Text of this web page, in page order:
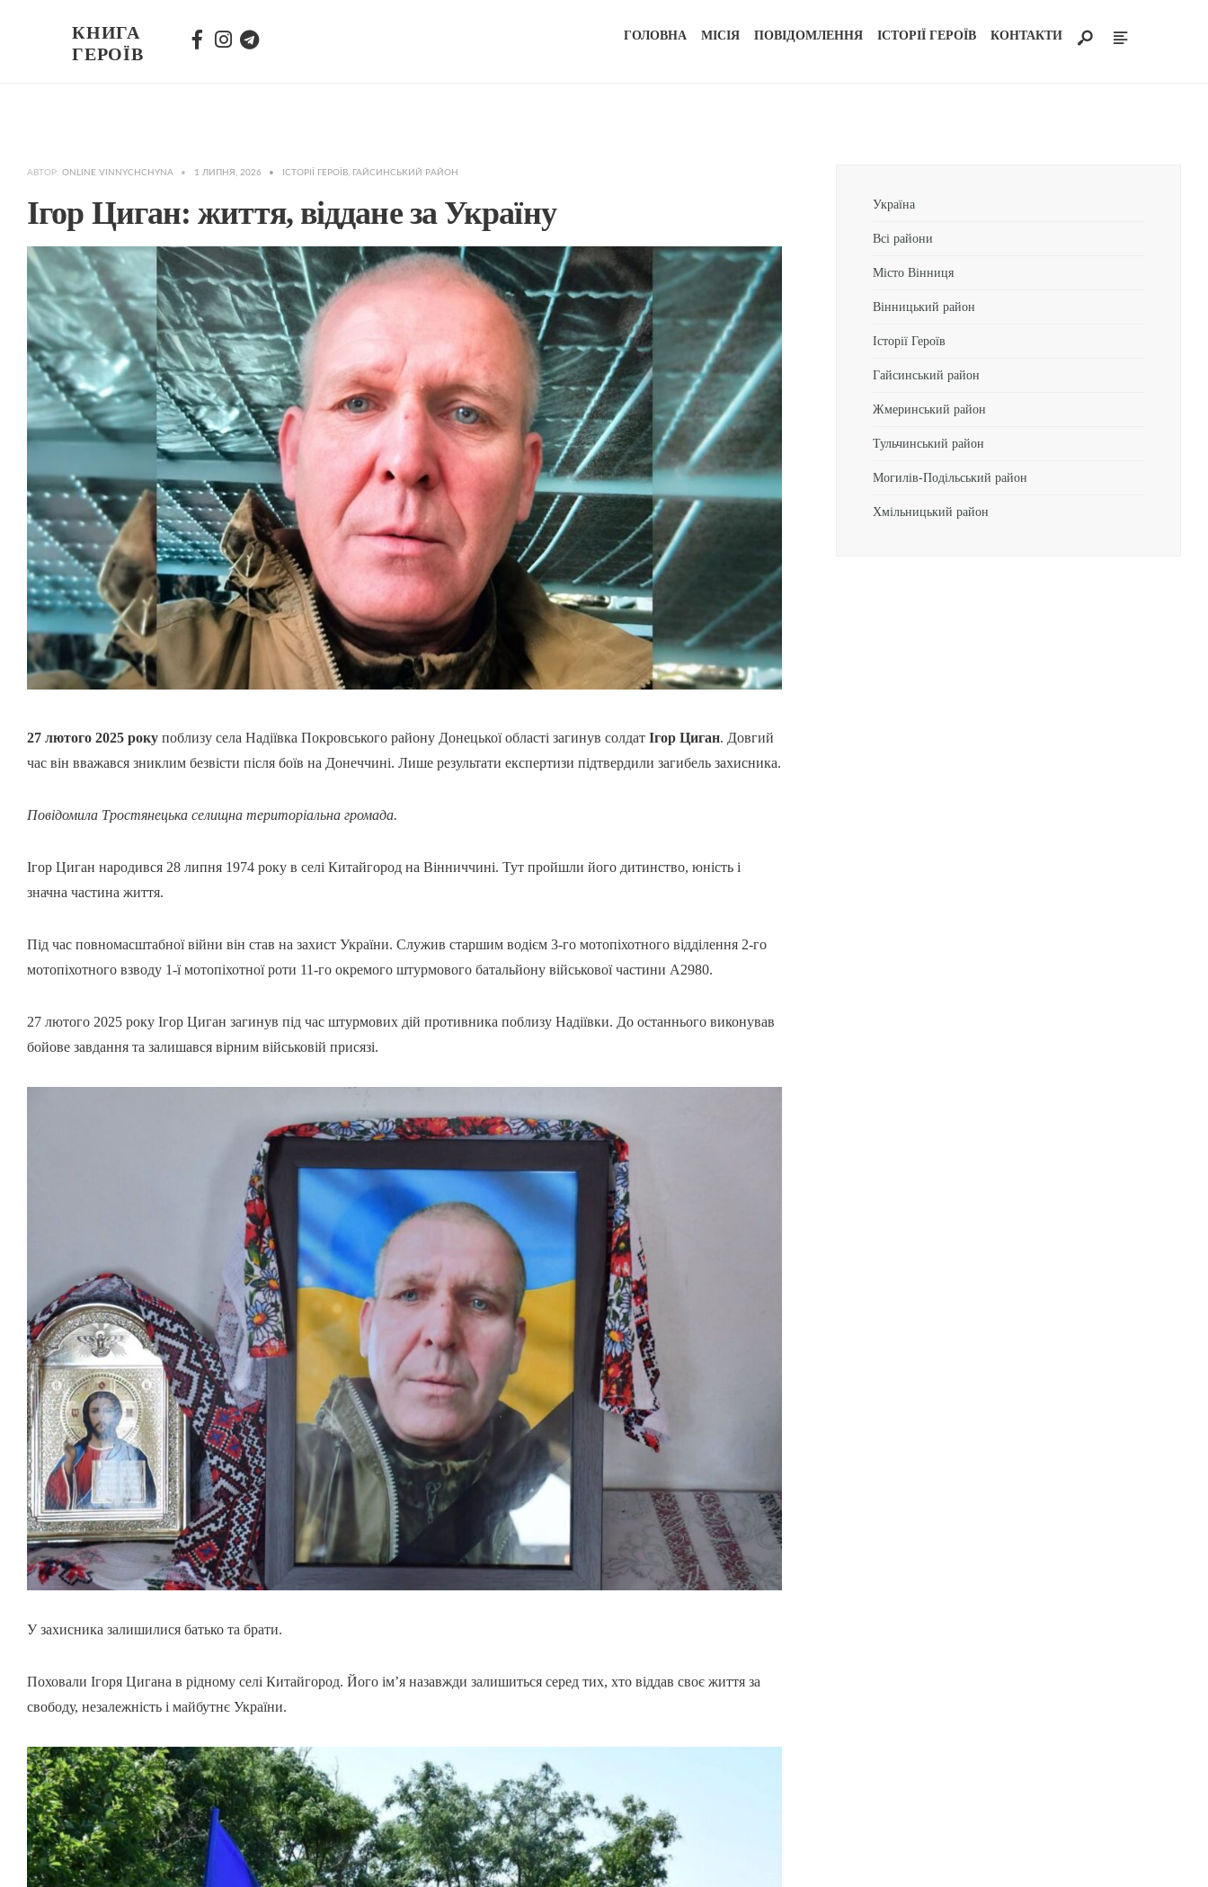
КНИГА
ГЕРОЇВ
ГОЛОВНА МІСІЯ ПОВІДОМЛЕННЯ ІСТОРІЇ ГЕРОЇВ КОНТАКТИ
АВТОР: ONLINE VINNYCHCHYNA • 1 ЛИПНЯ, 2026 • ІСТОРІЇ ГЕРОЇВ, ГАЙСИНСЬКИЙ РАЙОН
Ігор Циган: життя, віддане за Україну
27 лютого 2025 року поблизу села Надіївка Покровського району Донецької області загинув солдат Ігор Циган. Довгий
час він вважався зниклим безвісти після боїв на Донеччині. Лише результати експертизи підтвердили загибель захисника.
Повідомила Тростянецька селищна територіальна громада.
Ігор Циган народився 28 липня 1974 року в селі Китайгород на Вінниччині. Тут пройшли його дитинство, юність і
значна частина життя.
Під час повномасштабної війни він став на захист України. Служив старшим водієм 3-го мотопіхотного відділення 2-го
мотопіхотного взводу 1-ї мотопіхотної роти 11-го окремого штурмового батальйону військової частини А2980.
27 лютого 2025 року Ігор Циган загинув під час штурмових дій противника поблизу Надіївки. До останнього виконував
бойове завдання та залишався вірним військовій присязі.
У захисника залишилися батько та брати.
Поховали Ігоря Цигана в рідному селі Китайгород. Його ім’я назавжди залишиться серед тих, хто віддав своє життя за
свободу, незалежність і майбутнє України.
Україна
Всі райони
Місто Вінниця
Вінницький район
Історії Героїв
Гайсинський район
Жмеринський район
Тульчинський район
Могилів-Подільський район
Хмільницький район